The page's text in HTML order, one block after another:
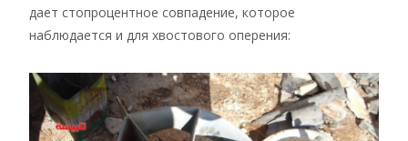
дает стопроцентное совпадение, которое
наблюдается и для хвостового оперения: